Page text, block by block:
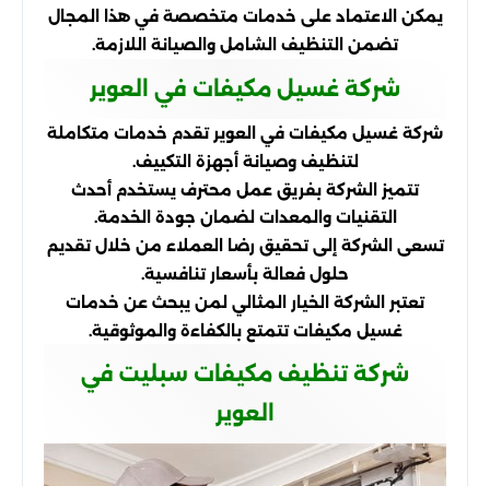
يمكن الاعتماد على خدمات متخصصة في هذا المجال
تضمن التنظيف الشامل والصيانة اللازمة.
شركة غسيل مكيفات في العوير
شركة غسيل مكيفات في العوير تقدم خدمات متكاملة
لتنظيف وصيانة أجهزة التكييف.
تتميز الشركة بفريق عمل محترف يستخدم أحدث
التقنيات والمعدات لضمان جودة الخدمة.
تسعى الشركة إلى تحقيق رضا العملاء من خلال تقديم
حلول فعالة بأسعار تنافسية.
تعتبر الشركة الخيار المثالي لمن يبحث عن خدمات
غسيل مكيفات تتمتع بالكفاءة والموثوقية.
شركة تنظيف مكيفات سبليت في
العوير